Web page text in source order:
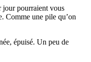
jour pourraient vous
Comme une pile qu’on
épuisé. Un peu de